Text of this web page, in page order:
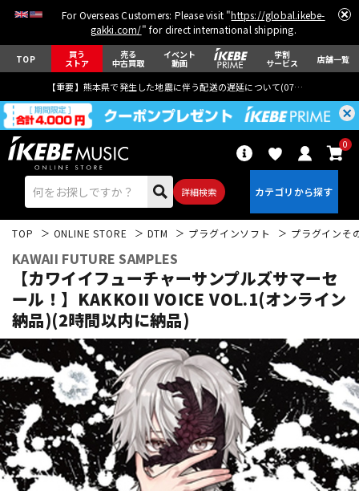
For Overseas Customers: Please visit "https://global.ikebe-
gakki.com/" for direct international shipping.
TOP 買う
ストア
売る
中古買取
イベント
動画
学割
サービス 店舗一覧
【重要】熊本県で発生した地震に伴う配送の遅延について(07月29日
詳細検索
0
エレキギター
ベース ウクレレ
ドラム パーカッション
TOP ONLINE STORE DTM プラグインソフト プラグインそ
KAWAII FUTURE SAMPLES
【カワイイフューチャーサンプルズサマーセ
ール！】KAKKOII VOICE VOL.1(オンライン
納品)(2時間以内に納品)